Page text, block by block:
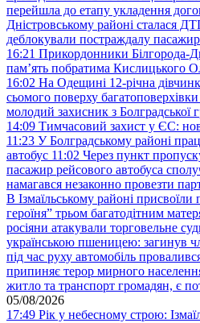
перейшла до етапу укладення
Дністровському районі сталася
деблокували постраждалу
16:21 Прикордонники Білгорода-
пам’ять побратима Кислицького
16:02 На Одещині 12-річна
сьомого поверху багатоповерхівки
молодий захисник з
14:09 Тимчасовий захист у ЄС:
11:23 У Болградському районі
автобус 11:02 Через пункт
пасажир рейсового автобуса
намагався незаконно провезти
В Ізмаїльському районі
героїня” трьом багатодітним
росіяни атакували торговельне
українською пшеницею: загинув
під час руху автомобіль
припиняє терор мирного
житло та транспорт громадян, є
05/08/2026
17:49 Рік у небесному строю: